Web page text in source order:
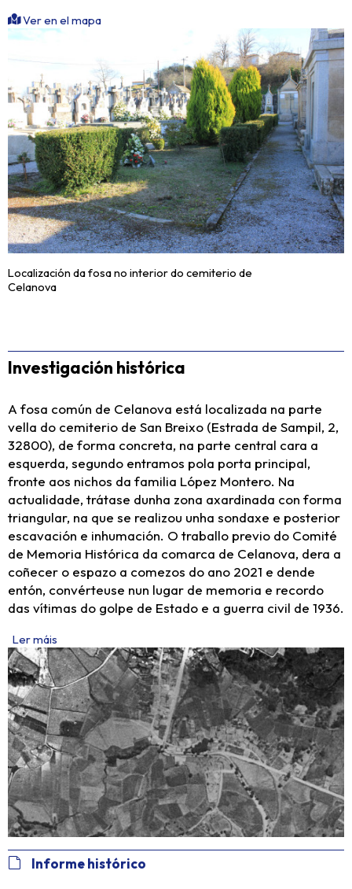
Ver en el mapa
Localización da fosa no interior do cemiterio de
Celanova
Investigación histórica
A fosa común de Celanova está localizada na parte
vella do cemiterio de San Breixo (Estrada de Sampil, 2,
32800), de forma concreta, na parte central cara a
esquerda, segundo entramos pola porta principal,
fronte aos nichos da familia López Montero. Na
actualidade, trátase dunha zona axardinada con forma
triangular, na que se realizou unha sondaxe e posterior
escavación e inhumación. O traballo previo do Comité
de Memoria Histórica da comarca de Celanova, dera a
coñecer o espazo a comezos do ano 2021 e dende
entón, convérteuse nun lugar de memoria e recordo
das vítimas do golpe de Estado e a guerra civil de 1936.
Ler máis
Informe histórico